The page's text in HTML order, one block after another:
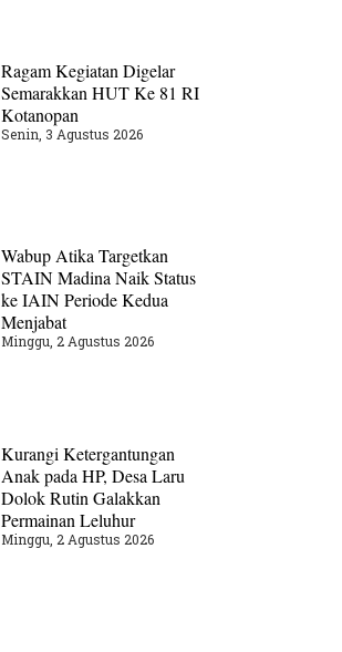
Ragam Kegiatan Digelar
Semarakkan HUT Ke 81 RI
Kotanopan
Senin, 3 Agustus 2026
Wabup Atika Targetkan
STAIN Madina Naik Status
ke IAIN Periode Kedua
Menjabat
Minggu, 2 Agustus 2026
Kurangi Ketergantungan
Anak pada HP, Desa Laru
Dolok Rutin Galakkan
Permainan Leluhur
Minggu, 2 Agustus 2026